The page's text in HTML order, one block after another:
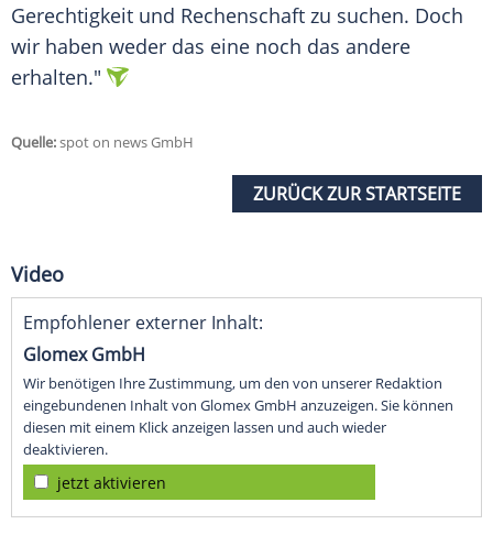
Gerechtigkeit und Rechenschaft zu suchen. Doch
wir haben weder das eine noch das andere
erhalten."
Quelle:spot on news GmbH
ZURÜCK ZUR STARTSEITE
Video
Empfohlener externer Inhalt:
Glomex GmbH
Wir benötigen Ihre Zustimmung, um den von unserer Redaktion
eingebundenen Inhalt von Glomex GmbH anzuzeigen. Sie können
diesen mit einem Klick anzeigen lassen und auch wieder
deaktivieren.
jetzt aktivieren